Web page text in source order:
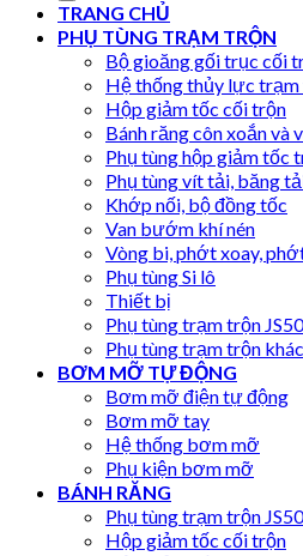
TRANG CHỦ
PHỤ TÙNG TRẠM TRỘN
Bộ gioăng gối trục cối
Hệ thống thủy lực
Hộp giảm tốc cối trộn
Bánh răng côn xoắn và
Phụ tùng hộp giảm tốc
Phụ tùng vít tải, băng
Khớp nối, bộ đồng tốc
Van bướm khí nén
Vòng bi, phớt xoay,
Phụ tùng Si lô
Thiết bị
Phụ tùng trạm trộn
Phụ tùng trạm trộn khác
BƠM MỠ TỰ ĐỘNG
Bơm mỡ điện tự động
Bơm mỡ tay
Hệ thống bơm mỡ
Phụ kiện bơm mỡ
BÁNH RĂNG
Phụ tùng trạm trộn
Hộp giảm tốc cối trộn